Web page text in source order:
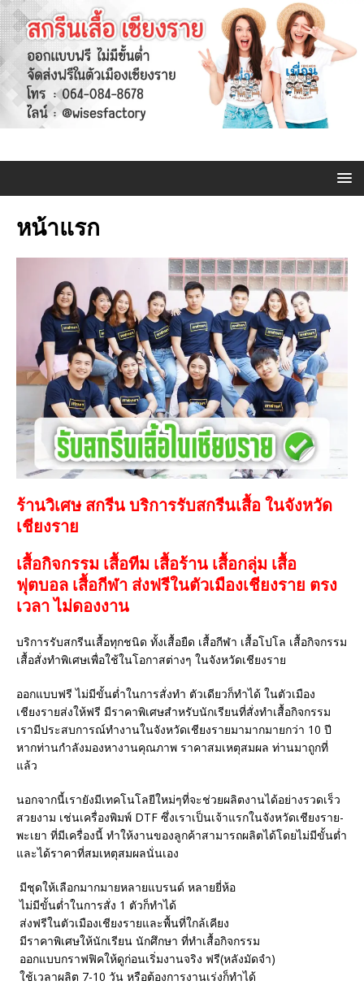
หน้าแรก
ร้านวิเศษ สกรีน บริการรับสกรีนเสื้อ ในจังหวัด
เชียงราย
เสื้อกิจกรรม เสื้อทีม เสื้อร้าน เสื้อกลุ่ม เสื้อ
ฟุตบอล เสื้อกีฬา ส่งฟรีในตัวเมืองเชียงราย ตรง
เวลา ไม่ดองงาน
บริการรับสกรีนเสื้อทุกชนิด ทั้งเสื้อยืด เสื้อกีฬา เสื้อโปโล เสื้อกิจกรรม
เสื้อสั่งทำพิเศษเพื่อใช้ในโอกาสต่างๆ ในจังหวัดเชียงราย
ออกแบบฟรี ไม่มีขั้นต่ำในการสั่งทำ ตัวเดียวก็ทำได้ ในตัวเมือง
เชียงรายส่งให้ฟรี มีราคาพิเศษสำหรับนักเรียนที่สั่งทำเสื้อกิจกรรม
เรามีประสบการณ์ทำงานในจังหวัดเชียงรายมามากมายกว่า 10 ปี
หากท่านกำลังมองหางานคุณภาพ ราคาสมเหตุสมผล ท่านมาถูกที่
แล้ว
นอกจากนี้เรายังมีเทคโนโลยีใหม่ๆที่จะช่วยผลิตงานได้อย่างรวดเร็ว
สวยงาม เช่นเครื่องพิมพ์ DTF ซึ่งเราเป็นเจ้าแรกในจังหวัดเชียงราย-
พะเยา ที่มีเครื่องนี้ ทำให้งานของลูกค้าสามารถผลิตได้โดยไม่มีขั้นต่ำ
และได้ราคาที่สมเหตุสมผลนั่นเอง
มีชุดให้เลือกมากมายหลายแบรนด์ หลายยี่ห้อ
ไม่มีขั้นต่ำในการสั่ง 1 ตัวก็ทำได้
ส่งฟรีในตัวเมืองเชียงรายและพื้นที่ใกล้เคียง
มีราคาพิเศษให้นักเรียน นักศึกษา ที่ทำเสื้อกิจกรรม
ออกแบบกราฟฟิคให้ดูก่อนเริ่มงานจริง ฟรี(หลังมัดจำ)
ใช้เวลาผลิต 7-10 วัน หรือต้องการงานเร่งก็ทำได้